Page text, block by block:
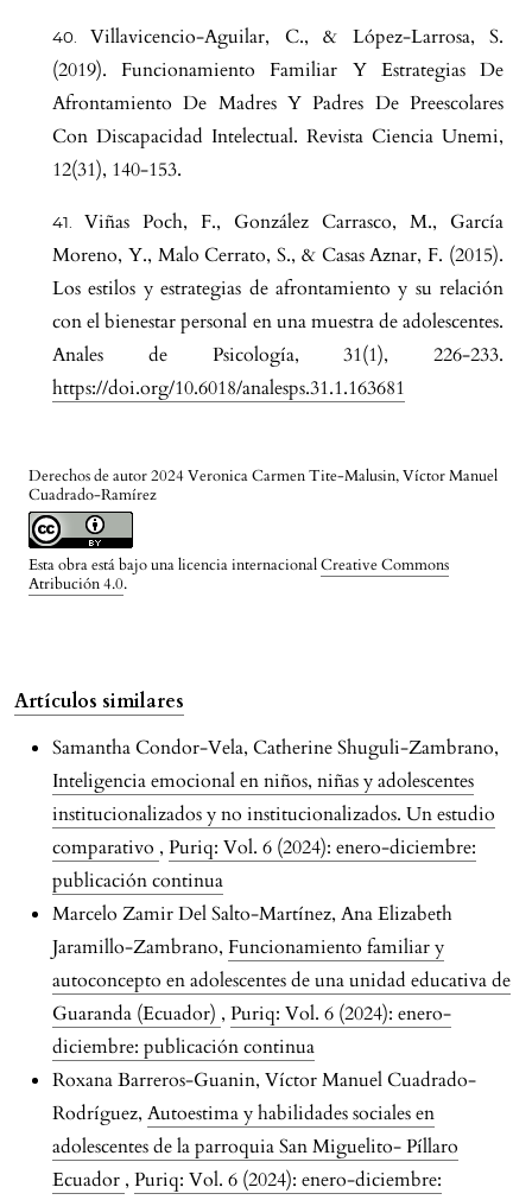
Derechos de autor 2024 Veronica Carmen Tite-Malusin, Víctor Manuel
Cuadrado-Ramírez
Esta obra está bajo una licencia internacionalCreative Commons
Atribución 4.0.
Villavicencio-Aguilar, C., & López-Larrosa, S.
(2019). Funcionamiento Familiar Y Estrategias De
Afrontamiento De Madres Y Padres De Preescolares
Con Discapacidad Intelectual. Revista Ciencia Unemi,
12(31), 140-153.
Viñas Poch, F., González Carrasco, M., García
Moreno, Y., Malo Cerrato, S., & Casas Aznar, F. (2015).
Los estilos y estrategias de afrontamiento y su relación
con el bienestar personal en una muestra de adolescentes.
Anales de Psicología, 31(1), 226-233.
https://doi.org/10.6018/analesps.31.1.163681
Artículos similares
Samantha Condor-Vela, Catherine Shuguli-Zambrano,
Inteligencia emocional en niños, niñas y adolescentes
institucionalizados y no institucionalizados. Un estudio
comparativo , Puriq: Vol. 6 (2024): enero-diciembre:
publicación continua
Marcelo Zamir Del Salto-Martínez, Ana Elizabeth
Jaramillo-Zambrano, Funcionamiento familiar y
autoconcepto en adolescentes de una unidad educativa de
Guaranda (Ecuador) , Puriq: Vol. 6 (2024): enero-
diciembre: publicación continua
Roxana Barreros-Guanin, Víctor Manuel Cuadrado-
Rodríguez, Autoestima y habilidades sociales en
adolescentes de la parroquia San Miguelito- Píllaro
Ecuador , Puriq: Vol. 6 (2024): enero-diciembre: